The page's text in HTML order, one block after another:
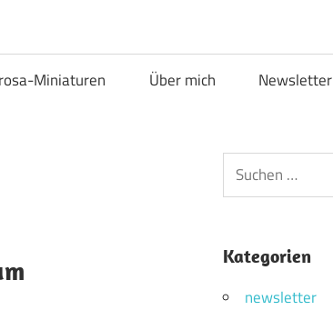
Miniaturen Über mich Newsletter
Suchen
nach:
Kategorien
newsletter